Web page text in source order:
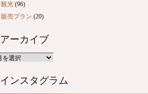
観光 (96)
販売プラン (20)
アーカイブ
インスタグラム